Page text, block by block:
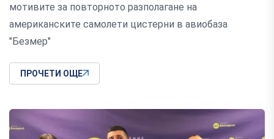
мотивите за повторното разполагане на
американските самолети цистерни в авиобаза
"Безмер"
ПРОЧЕТИ ОЩЕ